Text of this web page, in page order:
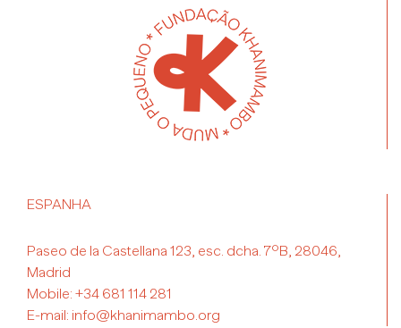
ESPANHA
Paseo de la Castellana 123, esc. dcha. 7ºB, 28046,
Madrid
Mobile: +34 681 114 281
E-mail: info@khanimambo.org